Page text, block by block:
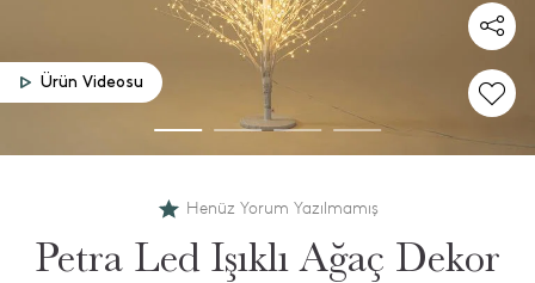
Ürün Videosu
Henüz Yorum Yazılmamış
Petra Led Işıklı Ağaç Dekor